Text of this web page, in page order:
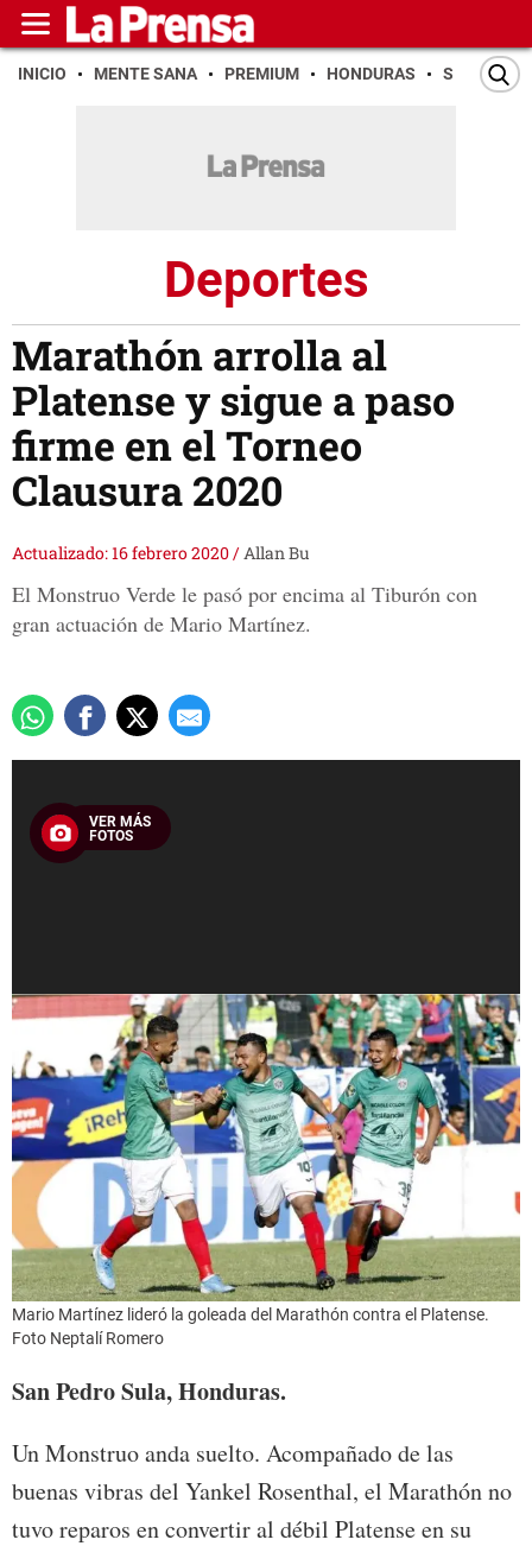
INICIO MENTE SANA PREMIUM HONDURAS SAN PEDRO
Deportes
Marathón arrolla al
Platense y sigue a paso
firme en el Torneo
Clausura 2020
Actualizado: 16 febrero 2020/Allan Bu
El Monstruo Verde le pasó por encima al Tiburón con
gran actuación de Mario Martínez.
VER MÁS
FOTOS
Mario Martínez lideró la goleada del Marathón contra el Platense.
Foto Neptalí Romero
San Pedro Sula, Honduras.
Un Monstruo anda suelto. Acompañado de las
buenas vibras del Yankel Rosenthal, el Marathón no
tuvo reparos en convertir al débil Platense en su